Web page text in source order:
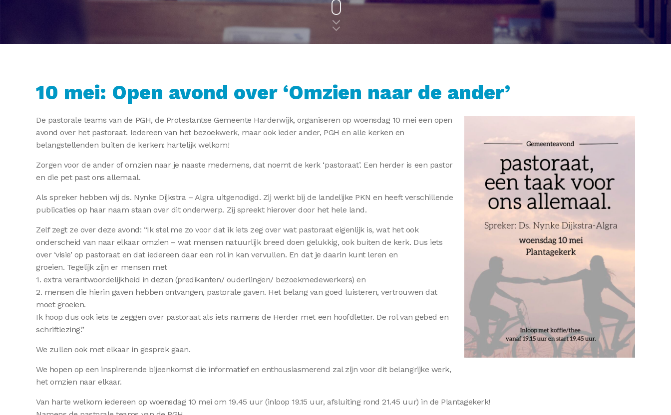
10 mei: Open avond over ‘Omzien naar de ander’
De pastorale teams van de PGH, de Protestantse Gemeente Harderwijk, organiseren op woensdag 10 mei een open
avond over het pastoraat. Iedereen van het bezoekwerk, maar ook ieder ander, PGH en alle kerken en
belangstellenden buiten de kerken: hartelijk welkom!
Zorgen voor de ander of omzien naar je naaste medemens, dat noemt de kerk ‘pastoraat’. Een herder is een pastor
en die pet past ons allemaal.
Als spreker hebben wij ds. Nynke Dijkstra – Algra uitgenodigd. Zij werkt bij de landelijke PKN en heeft verschillende
publicaties op haar naam staan over dit onderwerp. Zij spreekt hierover door het hele land.
Zelf zegt ze over deze avond: “Ik stel me zo voor dat ik iets zeg over wat pastoraat eigenlijk is, wat het ook
onderscheid van naar elkaar omzien – wat mensen natuurlijk breed doen gelukkig, ook buiten de kerk. Dus iets
over ‘visie’ op pastoraat en dat iedereen daar een rol in kan vervullen. En dat je daarin kunt leren en
groeien. Tegelijk zijn er mensen met
1. extra verantwoordelijkheid in dezen (predikanten/ ouderlingen/ bezoekmedewerkers) en
2. mensen die hierin gaven hebben ontvangen, pastorale gaven. Het belang van goed luisteren, vertrouwen dat
moet groeien.
Ik hoop dus ook iets te zeggen over pastoraat als iets namens de Herder met een hoofdletter. De rol van gebed en
schriftlezing.”
We zullen ook met elkaar in gesprek gaan.
We hopen op een inspirerende bijeenkomst die informatief en enthousiasmerend zal zijn voor dit belangrijke werk,
het omzien naar elkaar.
Van harte welkom iedereen op woensdag 10 mei om 19.45 uur (inloop 19.15 uur, afsluiting rond 21.45 uur) in de Plantagekerk!